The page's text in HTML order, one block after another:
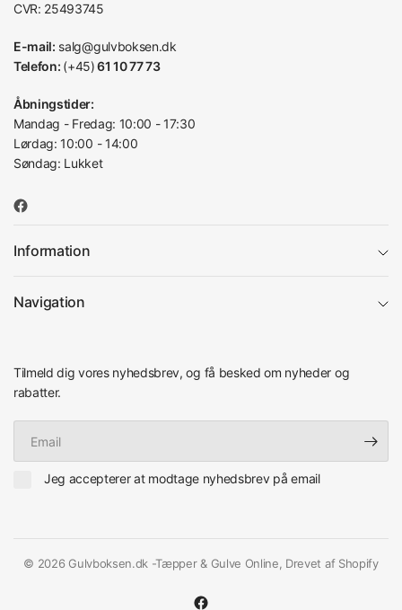
CVR: 25493745
E-mail: salg@gulvboksen.dk
Telefon: (+45)61 10 77 73
Åbningstider:
Mandag - Fredag: 10:00 - 17:30
Lørdag: 10:00 - 14:00
Søndag: Lukket
Information
Navigation
Tilmeld dig vores nyhedsbrev, og få besked om nyheder og
rabatter.
Jeg accepterer at modtage nyhedsbrev på email
© 2026 Gulvboksen.dk -Tæpper & Gulve Online, Drevet af Shopify